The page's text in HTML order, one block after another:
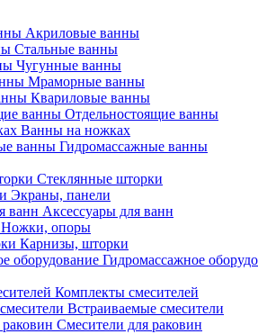
Акриловые ванны
Стальные ванны
Чугунные ванны
Мраморные ванны
Квариловые ванны
Отдельностоящие ванны
Ванны на ножках
Гидромассажные ванны
Стеклянные шторки
Экраны, панели
Аксессуары для ванн
Ножки, опоры
Карнизы, шторки
Гидромассажное
Комплекты смесителей
Встраиваемые смесители
Смесители для раковин